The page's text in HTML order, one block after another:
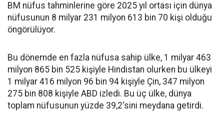
BM nüfus tahminlerine göre 2025 yıl ortası için dünya
nüfusunun 8 milyar 231 milyon 613 bin 70 kişi olduğu
öngörülüyor.
Bu dönemde en fazla nüfusa sahip ülke, 1 milyar 463
milyon 865 bin 525 kişiyle Hindistan olurken bu ülkeyi
1 milyar 416 milyon 96 bin 94 kişiyle Çin, 347 milyon
275 bin 808 kişiyle ABD izledi. Bu üç ülke, dünya
toplam nüfusunun yüzde 39,2'sini meydana getirdi.